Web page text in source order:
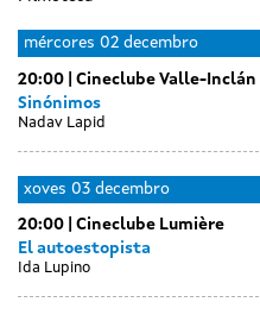
luns
30
novembro
Day
without
sessions
martes
decembro
Day
without
sessions
mércores 02 decembro
20:00
Cineclube Valle-Inclán
Sinónimos
Nadav Lapid
xoves 03 decembro
20:00
Cineclube Lumière
El autoestopista
Ida Lupino